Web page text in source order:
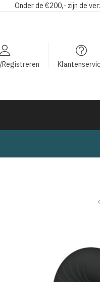
Onder de €200,- zijn de